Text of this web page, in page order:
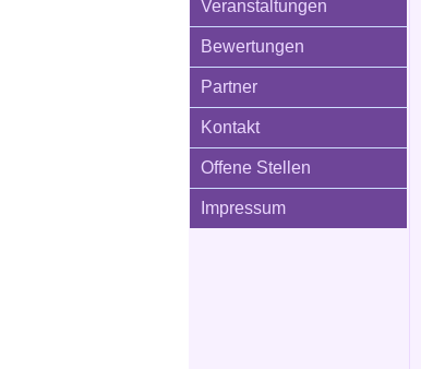
Veranstaltungen
Bewertungen
Partner
Kontakt
Offene Stellen
Impressum